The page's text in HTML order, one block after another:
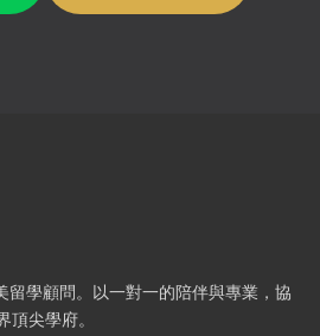
留學顧問。以一對一的陪伴與專業，協
頂尖學府。